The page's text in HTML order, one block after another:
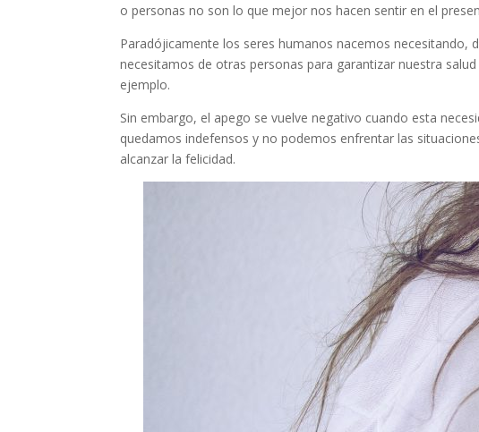
o personas no son lo que mejor nos hacen sentir en el
Paradójicamente los seres humanos nacemos necesitando,
necesitamos de otras personas para garantizar nuestra
ejemplo.
Sin embargo, el apego se vuelve negativo cuando esta
quedamos indefensos y no podemos enfrentar las
alcanzar la felicidad.